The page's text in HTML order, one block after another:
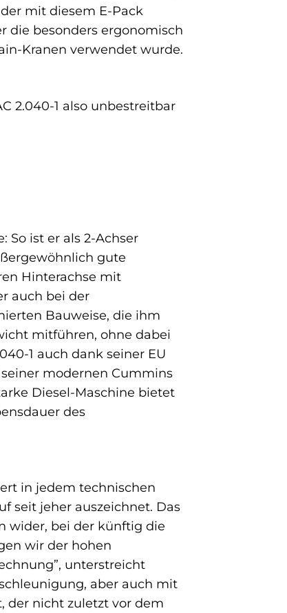
mit diesem E-Pack
die besonders ergonomisch
Kranen verwendet wurde.
2.040-1 also unbestreitbar
So ist er als 2-Achser
gute
Hinterachse mit
auch bei der
Bauweise, die ihm
mitführen, ohne dabei
1 auch dank seiner EU
modernen Cummins
Diesel-Maschine bietet
des
in jedem technischen
seit jeher auszeichnet. Das
wider, bei der künftig die
wir der hohen
unterstreicht
aber auch mit
der nicht zuletzt vor dem